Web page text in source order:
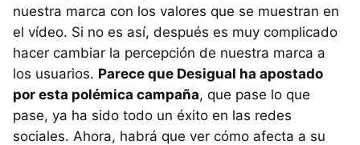
nuestra marca con los valores que se muestran en
el vídeo. Si no es así, después es muy complicado
hacer cambiar la percepción de nuestra marca a
los usuarios. Parece que Desigual ha apostado
por esta polémica campaña, que pase lo que
pase, ya ha sido todo un éxito en las redes
sociales. Ahora, habrá que ver cómo afecta a su